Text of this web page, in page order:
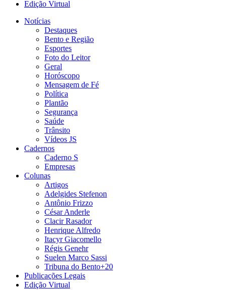
Edição Virtual
Notícias
Destaques
Bento e Região
Esportes
Foto do Leitor
Geral
Horóscopo
Mensagem de Fé
Política
Plantão
Segurança
Saúde
Trânsito
Vídeos JS
Cadernos
Caderno S
Empresas
Colunas
Artigos
Adelgides Stefenon
Antônio Frizzo
César Anderle
Clacir Rasador
Henrique Alfredo
Itacyr Giacomello
Régis Genehr
Suelen Marco Sassi
Tribuna do Bento+20
Publicações Legais
Edição Virtual